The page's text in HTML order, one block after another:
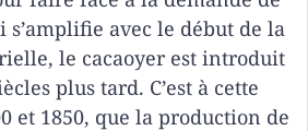
s’amplifie avec le début de la
le cacaoyer est introduit
plus tard. C’est à cette
et 1850, que la production de